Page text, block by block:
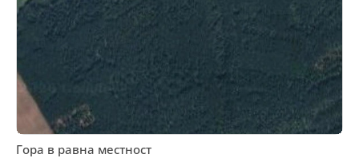
Гора в равна местност